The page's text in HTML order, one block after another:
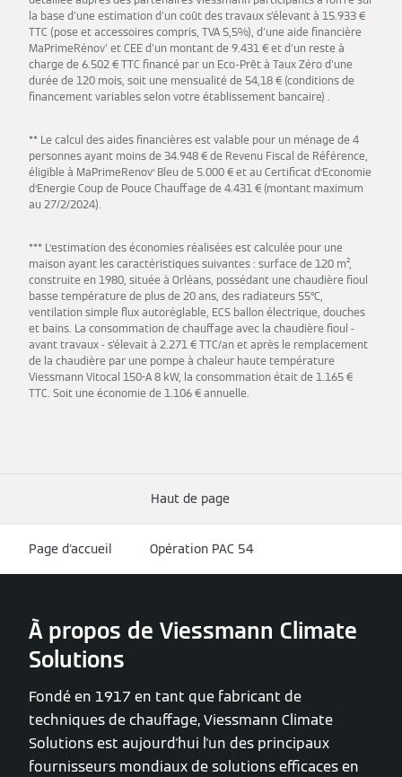
la base d'une estimation d'un coût des travaux s'élevant à 15.933 €
TTC (pose et accessoires compris, TVA 5,5%), d'une aide financière
MaPrimeRénov' et CEE d'un montant de 9.431 € et d'un reste à
charge de 6.502 € TTC financé par un Eco-Prêt à Taux Zéro d'une
durée de 120 mois, soit une mensualité de 54,18 € (conditions de
financement variables selon votre établissement bancaire) .
** Le calcul des aides financières est valable pour un ménage de 4
personnes ayant moins de 34.948 € de Revenu Fiscal de Référence,
éligible à MaPrimeRenov’ Bleu de 5.000 € et au Certificat d’Economie
d’Energie Coup de Pouce Chauffage de 4.431 € (montant maximum
au 27/2/2024).
*** L’estimation des économies réalisées est calculée pour une
maison ayant les caractéristiques suivantes : surface de 120 m²,
construite en 1980, située à Orléans, possédant une chaudière fioul
basse température de plus de 20 ans, des radiateurs 55°C,
ventilation simple flux autoréglable, ECS ballon électrique, douches
et bains. La consommation de chauffage avec la chaudière fioul -
avant travaux - s'élevait à 2.271 € TTC/an et après le remplacement
de la chaudière par une pompe à chaleur haute température
Viessmann Vitocal 150-A 8 kW, la consommation était de 1.165 €
TTC. Soit une économie de 1.106 € annuelle.
Haut de page
Page d'accueil Opération PAC 54
À propos de Viessmann Climate
Solutions
Fondé en 1917 en tant que fabricant de
techniques de chauffage, Viessmann Climate
Solutions est aujourd'hui l'un des principaux
fournisseurs mondiaux de solutions efficaces en